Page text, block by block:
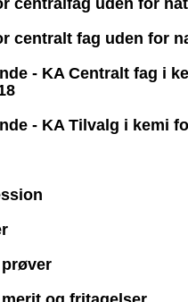
centralfag uden for
centralt fag uden for
- KA Centralt fag i
- KA Tilvalg i kemi